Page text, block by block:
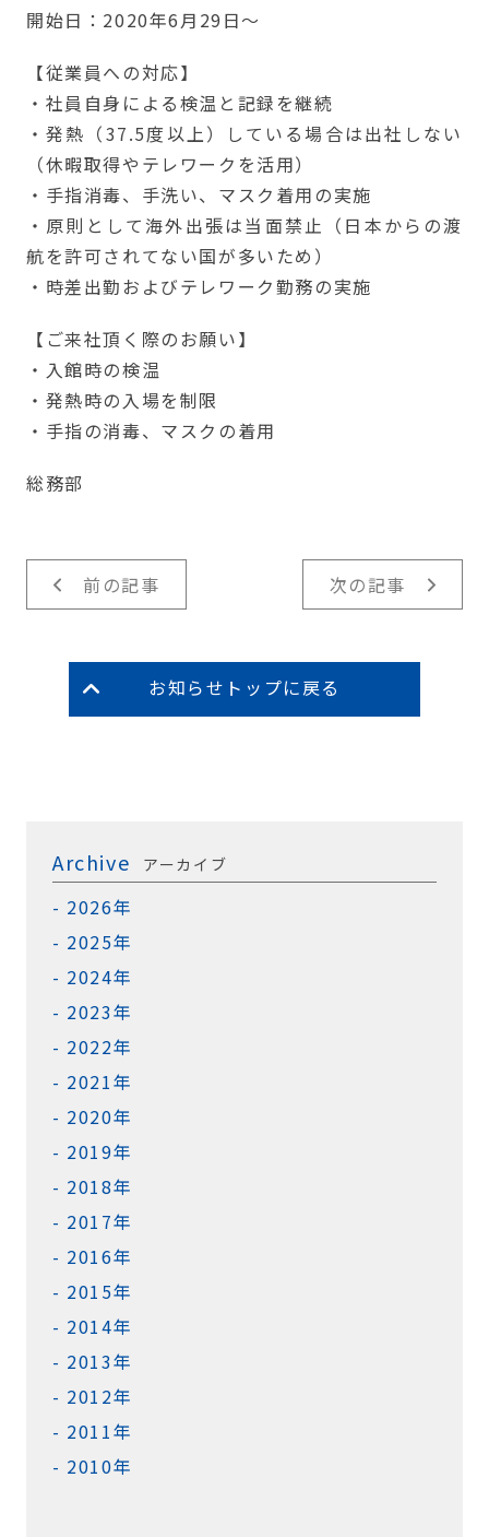
開始日：2020年6月29日～
【従業員への対応】
・社員自身による検温と記録を継続
・発熱（37.5度以上）している場合は出社しない
（休暇取得やテレワークを活用）
・手指消毒、手洗い、マスク着用の実施
・原則として海外出張は当面禁止（日本からの渡
航を許可されてない国が多いため）
・時差出勤およびテレワーク勤務の実施
【ご来社頂く際のお願い】
・入館時の検温
・発熱時の入場を制限
・手指の消毒、マスクの着用
総務部
前の記事 次の記事
お知らせトップに戻る
Archive アーカイブ
2026年
2025年
2024年
2023年
2022年
2021年
2020年
2019年
2018年
2017年
2016年
2015年
2014年
2013年
2012年
2011年
2010年